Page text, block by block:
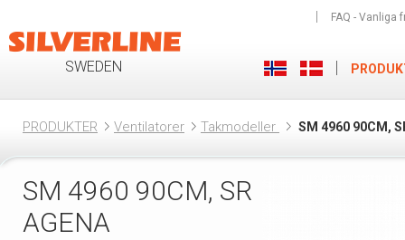
PRODUKTER Ventilatorer Takmodeller SM 4960 90CM,
SM 4960 90CM, SR
AGENA
FAQ - Vanliga
SWEDEN